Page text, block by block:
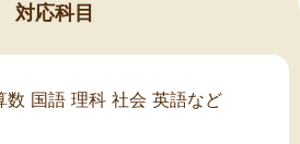
対応科目
数 国語 理科 社会 英語など